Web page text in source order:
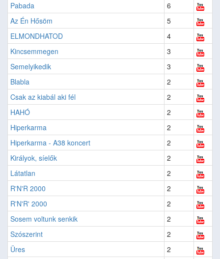
Pabada
6
Az Én Hősöm
5
ELMONDHATOD
4
Kincsemmegen
3
Semelyikedik
3
Blabla
2
Csak az kiabál aki fél
2
HAHÓ
2
Hiperkarma
2
Hiperkarma - A38 koncert
2
Királyok, síelők
2
Látatlan
2
R'N'R 2000
2
R'N'R' 2000
2
Sosem voltunk senkik
2
Szószerint
2
Üres
2